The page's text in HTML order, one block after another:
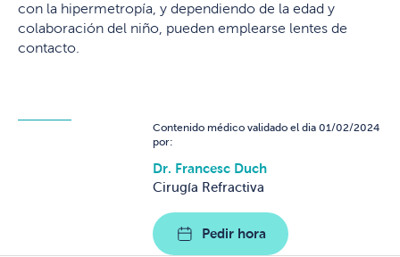
con la hipermetropía, y dependiendo de la edad y
colaboración del niño, pueden emplearse lentes de
contacto.
Contenido médico validado el dia 01/02/2024
por:
Dr. Francesc Duch
Cirugía Refractiva
Pedir hora